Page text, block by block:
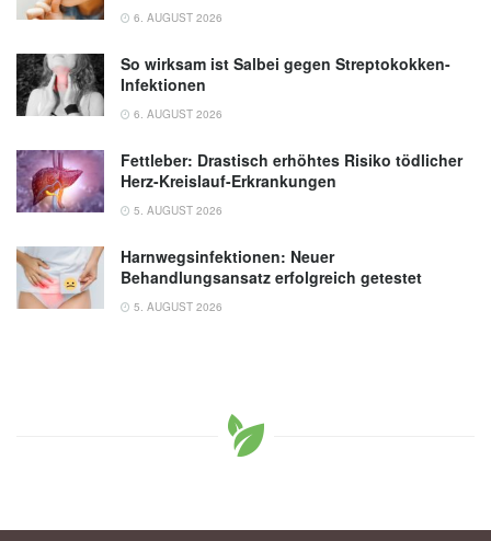
6. AUGUST 2026
So wirksam ist Salbei gegen Streptokokken-
Infektionen
6. AUGUST 2026
Fettleber: Drastisch erhöhtes Risiko tödlicher
Herz-Kreislauf-Erkrankungen
5. AUGUST 2026
Harnwegsinfektionen: Neuer
Behandlungsansatz erfolgreich getestet
5. AUGUST 2026